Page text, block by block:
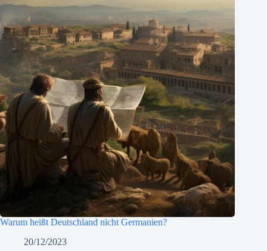
Warum heißt Deutschland nicht Germanien?
20/12/2023